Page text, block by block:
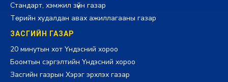
Стандарт, хэмжил зүйн газар
Төрийн худалдан авах ажиллагааны газар
ЗАСГИЙН ГАЗАР
20 минутын хот Үндэсний хороо
Боомтын сэргэлтийн Үндэсний хороо
Засгийн газрын Хэрэг эрхлэх газар